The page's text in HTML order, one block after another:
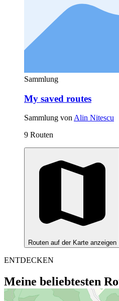
Sammlung
My saved routes
Sammlung vonAlin Nitescu
9 Routen
Routen auf der Karte anzeigen
ENTDECKEN
Meine beliebtesten